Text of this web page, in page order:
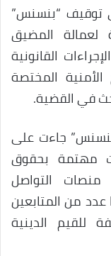
توقيف “بنسنس”
لعمالة المضيق
القانونية
المختصة
في القضية.
جاءت على
مهتمة بحقوق
منصات التواصل
عدد من المتابعين
للقيم الدينية